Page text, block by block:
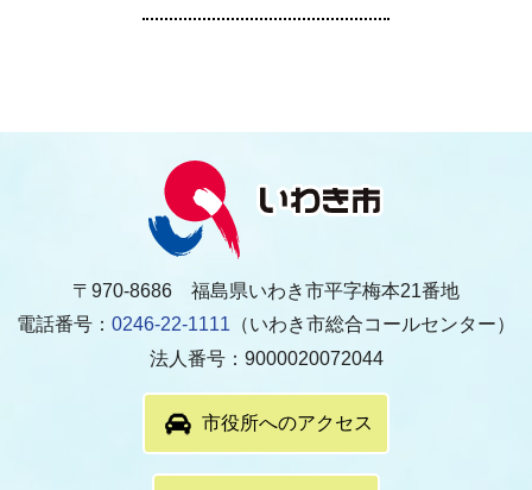
〒970-8686 福島県いわき市平字梅本21番地
電話番号： 0246-22-1111 （いわき市総合コールセンター）
法人番号：9000020072044
市役所へのアクセス